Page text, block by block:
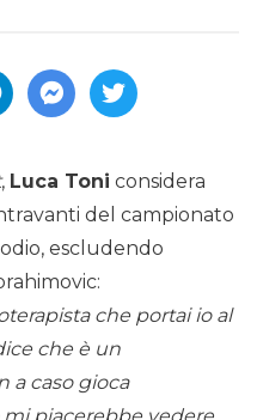
, Luca Toni considera
del campionato
escludendo
che portai io al
che è un
a caso gioca